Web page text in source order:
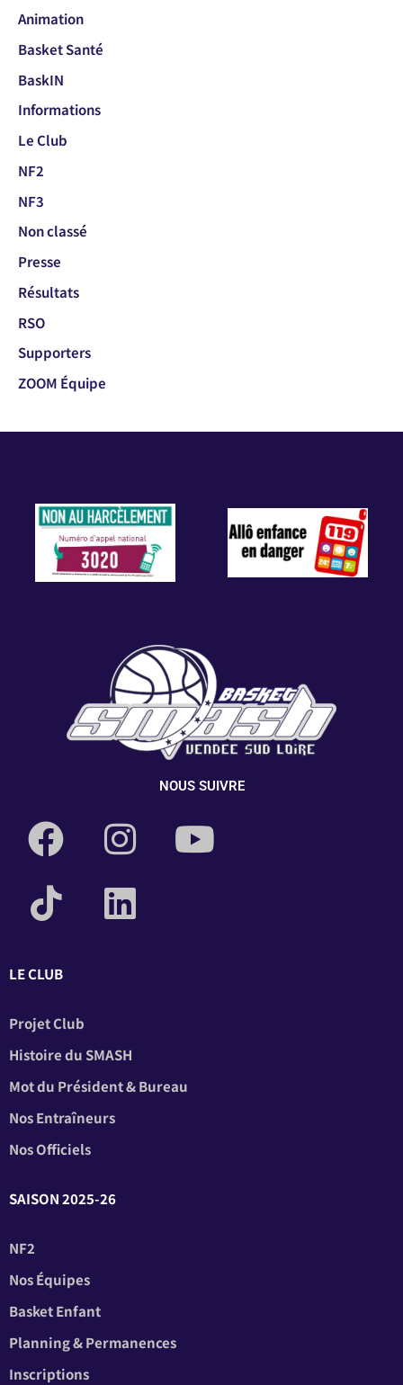
Animation
Basket Santé
BaskIN
Informations
Le Club
NF2
NF3
Non classé
Presse
Résultats
RSO
Supporters
ZOOM Équipe
NOUS SUIVRE
LE CLUB
Projet Club
Histoire du SMASH
Mot du Président & Bureau
Nos Entraîneurs
Nos Officiels
SAISON 2025-26
NF2
Nos Équipes
Basket Enfant
Planning & Permanences
Inscriptions